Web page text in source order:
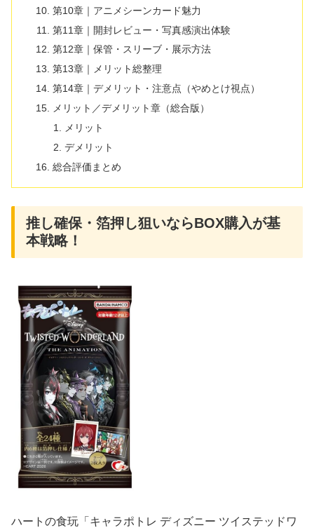
第10章｜アニメシーンカード魅力
第11章｜開封レビュー・写真感演出体験
第12章｜保管・スリーブ・展示方法
第13章｜メリット総整理
第14章｜デメリット・注意点（やめとけ視点）
メリット／デメリット章（総合版）
メリット
デメリット
総合評価まとめ
推し確保・箔押し狙いならBOX購入が基
本戦略！
ハートの食玩「キャラポトレ ディズニー ツイステッドワ